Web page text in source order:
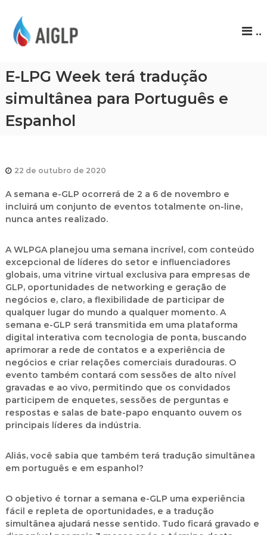
P
..
E-LPG Week terá tradução
simultânea para Português e
Espanhol
22 de outubro de 2020
A semana e-GLP ocorrerá de 2 a 6 de novembro e
incluirá um conjunto de eventos totalmente on-line,
nunca antes realizado.
A WLPGA planejou uma semana incrível, com conteúdo
excepcional de líderes do setor e influenciadores
globais, uma vitrine virtual exclusiva para empresas de
GLP, oportunidades de networking e geração de
negócios e, claro, a flexibilidade de participar de
qualquer lugar do mundo a qualquer momento. A
semana e-GLP será transmitida em uma plataforma
digital interativa com tecnologia de ponta, buscando
aprimorar a rede de contatos e a experiência de
negócios e criar relações comerciais duradouras. O
evento também contará com sessões de alto nível
gravadas e ao vivo, permitindo que os convidados
participem de enquetes, sessões de perguntas e
respostas e salas de bate-papo enquanto ouvem os
principais líderes da indústria.
Aliás, você sabia que também terá tradução simultânea
em português e em espanhol?
O objetivo é tornar a semana e-GLP uma experiência
fácil e repleta de oportunidades, e a tradução
simultânea ajudará nesse sentido. Tudo ficará gravado e